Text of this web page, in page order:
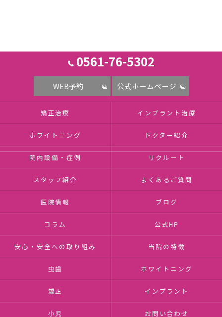
0561-76-5302
WEB予約 公式ホームページ
矯正治療 インプラント治療
ホワイトニング ドクター紹介
院内設備・症例 リクルート
スタッフ紹介 よくあるご質問
医院情報 ブログ
コラム 公式HP
安心・安全への取り組み 当院の特徴
虫歯 ホワイトニング
矯正 インプラント
小児 お問い合わせ